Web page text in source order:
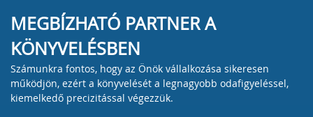
MEGBÍZHATÓ PARTNER A
KÖNYVELÉSBEN
Számunkra fontos, hogy az Önök vállalkozása sikeresen
működjön, ezért a könyvelését a legnagyobb odafigyeléssel,
kiemelkedő precizitással végezzük.